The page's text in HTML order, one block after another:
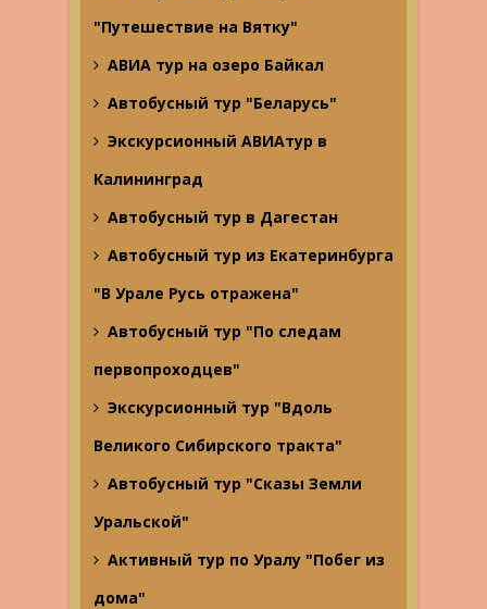
"Путешествие на Вятку"
АВИА тур на озеро Байкал
Автобусный тур "Беларусь"
Экскурсионный АВИАтур в
Калининград
Автобусный тур в Дагестан
Автобусный тур из Екатеринбурга
"В Урале Русь отражена"
Автобусный тур "По следам
первопроходцев"
Экскурсионный тур "Вдоль
Великого Сибирского тракта"
Автобусный тур "Сказы Земли
Уральской"
Активный тур по Уралу "Побег из
дома"